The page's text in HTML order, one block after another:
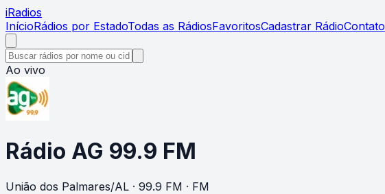
iRadios
InícioRádios por EstadoTodas as RádiosFavoritosCadastrar RádioContato
Ao vivo
Rádio AG 99.9 FM
União dos Palmares/AL · 99.9 FM · FM